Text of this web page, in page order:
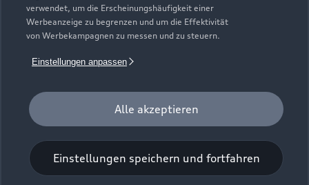
verwendet, um die Erscheinungshäufigkeit einer
Werbeanzeige zu begrenzen und um die Effektivität
von Werbekampagnen zu messen und zu steuern.
Einstellungen anpassen
Alle akzeptieren
Einstellungen speichern und fortfahren
Die direkten und indirekten Tochtergesellschaften der
Volkswagen Financial Services AG erbringen unter dem
gemeinsamen Kennzeichen „Volkswagen Financial Services“
verschiedene Leistungen. Es handelt sich hierbei um
Leasingleistungen (durch Volkswagen Leasing GmbH),
Versicherungsleistungen (durch Volkswagen Versicherung AG,
Volkswagen Autoversicherung AG) sowie Mobilitätsleistungen
(u. a. durch Volkswagen Leasing GmbH). Zusätzlich werden
Versicherungsprodukte anderer Anbieter vermittelt.